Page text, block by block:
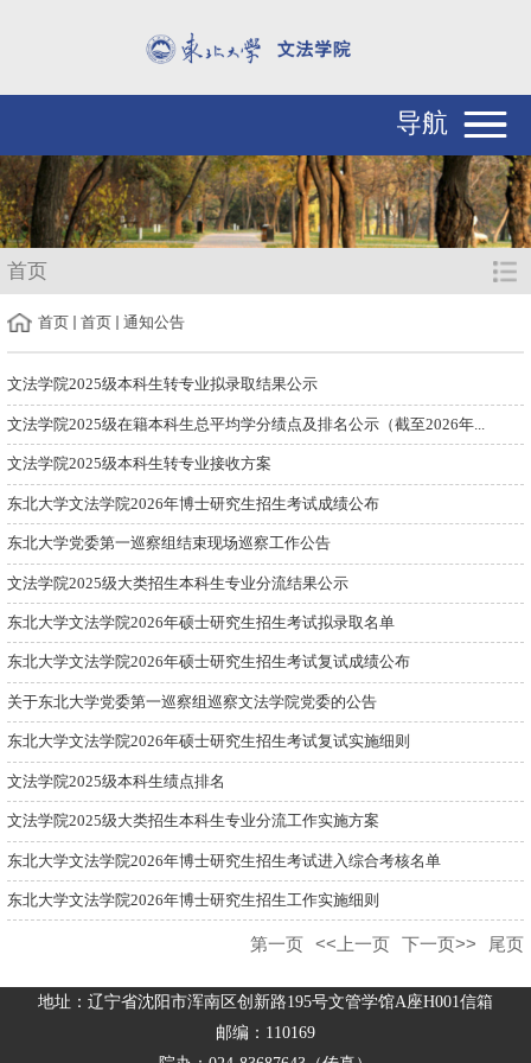
导航
首页
首页 首页 通知公告
文法学院2025级本科生转专业拟录取结果公示
文法学院2025级在籍本科生总平均学分绩点及排名公示（截至2026年...
文法学院2025级本科生转专业接收方案
东北大学文法学院2026年博士研究生招生考试成绩公布
东北大学党委第一巡察组结束现场巡察工作公告
文法学院2025级大类招生本科生专业分流结果公示
东北大学文法学院2026年硕士研究生招生考试拟录取名单
东北大学文法学院2026年硕士研究生招生考试复试成绩公布
关于东北大学党委第一巡察组巡察文法学院党委的公告
东北大学文法学院2026年硕士研究生招生考试复试实施细则
文法学院2025级本科生绩点排名
文法学院2025级大类招生本科生专业分流工作实施方案
东北大学文法学院2026年博士研究生招生考试进入综合考核名单
东北大学文法学院2026年博士研究生招生工作实施细则
第一页 <<上一页 下一页>> 尾页
地址：辽宁省沈阳市浑南区创新路195号文管学馆A座H001信箱
邮编：110169